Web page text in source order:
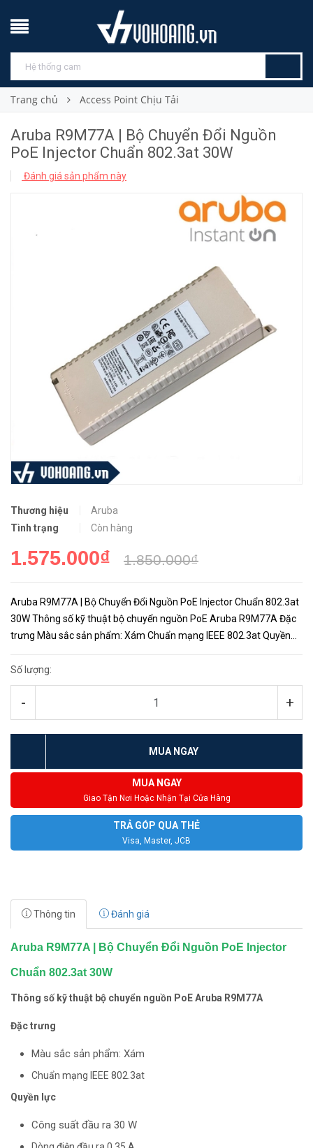
Trang chủ Access Point Chịu Tải
Aruba R9M77A | Bộ Chuyển Đổi Nguồn
PoE Injector Chuẩn 802.3at 30W
Đánh giá sản phẩm này
Thương hiệu
Aruba
Tình trạng
Còn hàng
1.575.000₫ 1.850.000₫
Aruba R9M77A | Bộ Chuyển Đổi Nguồn PoE Injector Chuẩn 802.3at
30W Thông số kỹ thuật bộ chuyển nguồn PoE Aruba R9M77A Đặc
trưng Màu sắc sản phẩm: Xám Chuẩn mạng IEEE 802.3at Quyền
...
Số lượng:
- +
MUA NGAY
MUA NGAY
Giao Tận Nơi Hoặc Nhận Tại Cửa Hàng
TRẢ GÓP QUA THẺ
Visa, Master, JCB
Thông tin Đánh giá
Aruba R9M77A | Bộ Chuyển Đổi Nguồn PoE Injector
Chuẩn 802.3at 30W
Thông số kỹ thuật bộ chuyển nguồn PoE Aruba R9M77A
Đặc trưng
Màu sắc sản phẩm: Xám
Chuẩn mạng IEEE 802.3at
Quyền lực
Công suất đầu ra 30 W